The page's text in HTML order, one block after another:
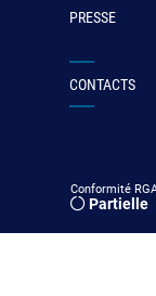
PRESSE
CONTACTS
Conformité
Partielle